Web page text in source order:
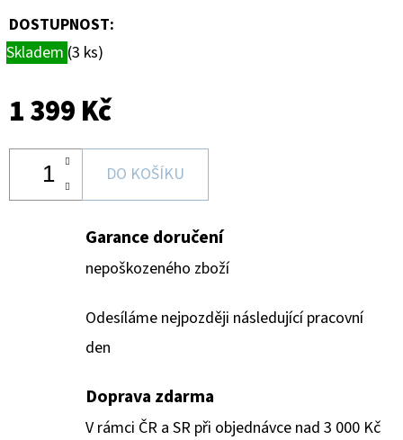
DOSTUPNOST:
Skladem (3 ks)
1 399 Kč
DO KOŠÍKU
Garance doručení
nepoškozeného zboží
Odesíláme nejpozději následující pracovní
den
Doprava zdarma
V rámci ČR a SR při objednávce nad 3 000 Kč